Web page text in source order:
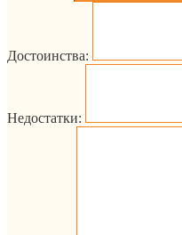
Достоинства:
Недостатки: